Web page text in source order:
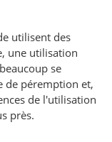
utilisent des
une utilisation
se
de péremption et,
de l'utilisation
près.